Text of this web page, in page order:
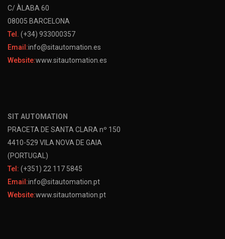
C/ ÀLABA 60
08005 BARCELONA
Tel. (+34) 933000357
Email:info@sitautomation.es
Website:www.sitautomation.es
SIT AUTOMATION
PRACETA DE SANTA CLARA nº 150
4410-529 VILA NOVA DE GAIA
(PORTUGAL)
Tel: (+351) 22 117 5845
Email:info@sitautomation.pt
Website:www.sitautomation.pt